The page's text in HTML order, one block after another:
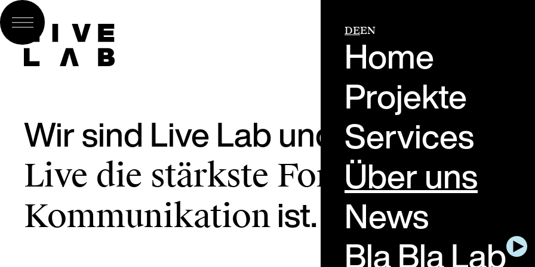
DEEN
Home
Projekte
Services
Über uns
News
Bla Bla Lab
Wir sind Live Lab und glauben,
Live die stärkste Form der
Kommunikation ist.